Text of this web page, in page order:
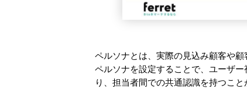
ペルソナとは、実際の見込み顧客や顧
ペルソナを設定することで、ユーザ
り、担当者間での共通認識を持つこと